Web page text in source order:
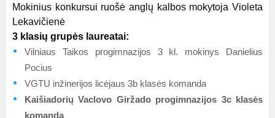
Mokinius konkursui ruošė anglų kalbos mokytoja Violeta
Lekavičienė
3 klasių grupės laureatai:
Vilniaus Taikos progimnazijos 3 kl. mokinys Danielius
Pocius
VGTU inžinerijos licėjaus 3b klasės komanda
Kaišiadorių Vaclovo Giržado progimnazijos 3c klasės
komanda